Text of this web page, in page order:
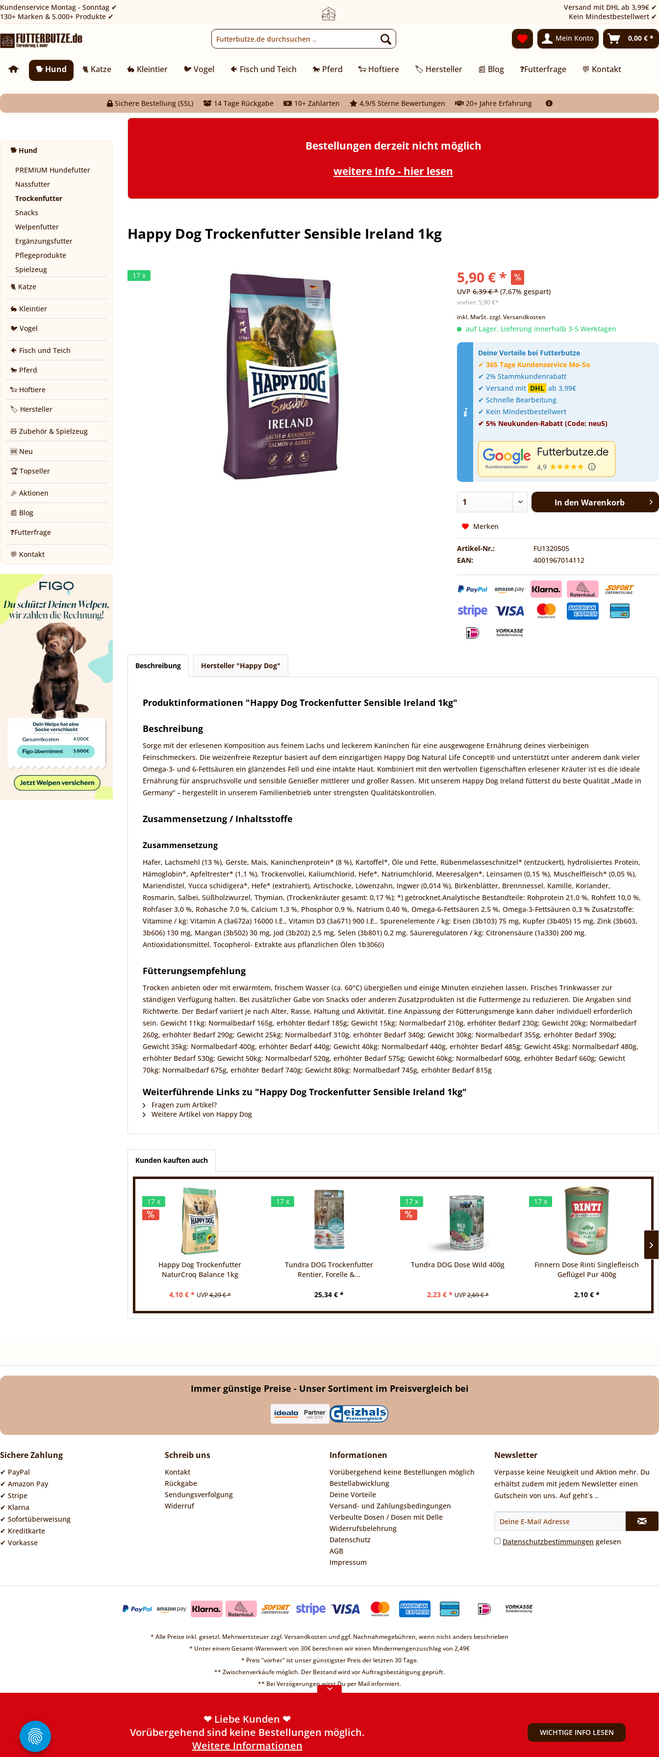
❤ Liebe Kunden ❤
Vorübergehend sind keine Bestellungen möglich.
❤ Liebe Kunden ❤
Vorübergehend sind keine Bestellungen möglich.
Weitere Informationen
WICHTIGE INFO LESEN
Kundenservice Montag - Sonntag ✔
130+ Marken & 5.000+ Produkte ✔
Versand mit DHL ab 3,99€ ✔
Kein Mindestbestellwert ✔
Mein Konto 0,00 € *
🐕 Hund 🐈 Katze 🐇 Kleintier 🐦 Vogel 🐠 Fisch und Teich 🐎 Pferd 🐑 Hoftiere 🏷️ Hersteller 📰 Blog ❓Futterfrage 💬 Kontakt
Sichere Bestellung (SSL) 14 Tage Rückgabe 10+ Zahlarten 4,9/5 Sterne Bewertungen 20+ Jahre Erfahrung
🐕 Hund
PREMIUM Hundefutter
Nassfutter
Trockenfutter
Snacks
Welpenfutter
Ergänzungsfutter
Pflegeprodukte
Spielzeug
🐈 Katze
🐇 Kleintier
🐦 Vogel
🐠 Fisch und Teich
🐎 Pferd
🐑 Hoftiere
🏷️ Hersteller
🧸 Zubehör & Spielzeug
🆕 Neu
🏆 Topseller
🎉 Aktionen
📰 Blog
❓Futterfrage
💬 Kontakt
Bestellungen derzeit nicht möglich
weitere Info - hier lesen
Happy Dog Trockenfutter Sensible Ireland 1kg
17 x 5,90 € *
UVP6,39 € * (7,67% gespart)
vorher: 5,90 €*
inkl. MwSt.zzgl. Versandkosten
auf Lager. Lieferung innerhalb 3-5 Werktagen
Deine Vorteile bei Futterbutze
✔365 Tage Kundenservice Mo-So
✔ 2% Stammkundenrabatt
✔ Versand mit DHL ab 3,99€
✔ Schnelle Bearbeitung
✔ Kein Mindestbestellwert
✔ 5% Neukunden-Rabatt (Code: neu5)
In den Warenkorb
Merken
Artikel-Nr.:
FU1320505
EAN:
4001967014112
Beschreibung Hersteller "Happy Dog"
Produktinformationen "Happy Dog Trockenfutter Sensible Ireland 1kg"
Beschreibung
Sorge mit der erlesenen Komposition aus feinem Lachs und leckerem Kaninchen für eine ausgewogene Ernährung deines vierbeinigen
Feinschmeckers. Die weizenfreie Rezeptur basiert auf dem einzigartigen Happy Dog Natural Life Concept® und unterstützt unter anderem dank vieler
Omega-3- und 6-Fettsäuren ein glänzendes Fell und eine intakte Haut. Kombiniert mit den wertvollen Eigenschaften erlesener Kräuter ist es die ideale
Ernährung für anspruchsvolle und sensible Genießer mittlerer und großer Rassen. Mit unserem Happy Dog Ireland fütterst du beste Qualität „Made in
Germany“ – hergestellt in unserem Familienbetrieb unter strengsten Qualitätskontrollen.
Zusammensetzung / Inhaltsstoffe
Zusammensetzung
Hafer, Lachsmehl (13 %), Gerste, Mais, Kaninchenprotein* (8 %), Kartoffel*, Öle und Fette, Rübenmelasseschnitzel* (entzuckert), hydrolisiertes Protein,
Hämoglobin*, Apfeltrester* (1,1 %), Trockenvollei, Kaliumchlorid, Hefe*, Natriumchlorid, Meeresalgen*, Leinsamen (0,15 %), Muschelfleisch* (0,05 %),
Mariendistel, Yucca schidigera*, Hefe* (extrahiert), Artischocke, Löwenzahn, Ingwer (0,014 %), Birkenblätter, Brennnessel, Kamille, Koriander,
Rosmarin, Salbei, Süßholzwurzel, Thymian, (Trockenkräuter gesamt: 0,17 %); *) getrocknet.Analytische Bestandteile: Rohprotein 21,0 %, Rohfett 10,0 %,
Rohfaser 3,0 %, Rohasche 7,0 %, Calcium 1,3 %, Phosphor 0,9 %, Natrium 0,40 %, Omega-6-Fettsäuren 2,5 %, Omega-3-Fettsäuren 0,3 % Zusatzstoffe:
Vitamine / kg: Vitamin A (3a672a) 16000 I.E., Vitamin D3 (3a671) 900 I.E.. Spurenelemente / kg: Eisen (3b103) 75 mg, Kupfer (3b405) 15 mg, Zink (3b603,
3b606) 130 mg, Mangan (3b502) 30 mg, Jod (3b202) 2,5 mg, Selen (3b801) 0,2 mg. Säureregulatoren / kg: Citronensäure (1a330) 200 mg.
Antioxidationsmittel, Tocopherol- Extrakte aus pflanzlichen Ölen 1b306(i)
Fütterungsempfehlung
Trocken anbieten oder mit erwärmtem, frischem Wasser (ca. 60°C) übergießen und einige Minuten einziehen lassen. Frisches Trinkwasser zur
ständigen Verfügung halten. Bei zusätzlicher Gabe von Snacks oder anderen Zusatzprodukten ist die Futtermenge zu reduzieren. Die Angaben sind
Richtwerte. Der Bedarf variiert je nach Alter, Rasse, Haltung und Aktivität. Eine Anpassung der Fütterungsmenge kann daher individuell erforderlich
sein. Gewicht 11kg: Normalbedarf 165g, erhöhter Bedarf 185g; Gewicht 15kg: Normalbedarf 210g, erhöhter Bedarf 230g; Gewicht 20kg: Normalbedarf
260g, erhöhter Bedarf 290g; Gewicht 25kg: Normalbedarf 310g, erhöhter Bedarf 340g; Gewicht 30kg: Normalbedarf 355g, erhöhter Bedarf 390g;
Gewicht 35kg: Normalbedarf 400g, erhöhter Bedarf 440g; Gewicht 40kg: Normalbedarf 440g, erhöhter Bedarf 485g; Gewicht 45kg: Normalbedarf 480g,
erhöhter Bedarf 530g; Gewicht 50kg: Normalbedarf 520g, erhöhter Bedarf 575g; Gewicht 60kg: Normalbedarf 600g, erhöhter Bedarf 660g; Gewicht
70kg: Normalbedarf 675g, erhöhter Bedarf 740g; Gewicht 80kg: Normalbedarf 745g, erhöhter Bedarf 815g
Weiterführende Links zu "Happy Dog Trockenfutter Sensible Ireland 1kg"
Fragen zum Artikel?
Weitere Artikel von Happy Dog
Kunden kauften auch
17 x
Happy Dog Trockenfutter
NaturCroq Balance 1kg
4,10 € * UVP4,29 € *
17 x
Tundra DOG Trockenfutter
Rentier, Forelle &...
25,34 € *
17 x
Tundra DOG Dose Wild 400g
2,23 € * UVP2,69 € *
17 x
Finnern Dose Rinti Singlefleisch
Geflügel Pur 400g
2,10 € *
Immer günstige Preise - Unser Sortiment im Preisvergleich bei
Sichere Zahlung
✔ PayPal
✔ Amazon Pay
✔ Stripe
✔ Klarna
✔ Sofortüberweisung
✔ Kreditkarte
✔ Vorkasse
Schreib uns
Kontakt
Rückgabe
Sendungsverfolgung
Widerruf
Informationen
Vorübergehend keine Bestellungen möglich
Bestellabwicklung
Deine Vorteile
Versand- und Zahlungsbedingungen
Verbeulte Dosen / Dosen mit Delle
Widerrufsbelehrung
Datenschutz
AGB
Impressum
Newsletter
Verpasse keine Neuigkeit und Aktion mehr. Du
erhältst zudem mit jedem Newsletter einen
Gutschein von uns. Auf geht´s ..
Datenschutzbestimmungen gelesen
* Alle Preise inkl. gesetzl. Mehrwertsteuer zzgl.Versandkosten und ggf. Nachnahmegebühren, wenn nicht anders beschrieben
* Unter einem Gesamt-Warenwert von 30€ berechnen wir einen Mindermengenzuschlag von 2,49€
* Preis "vorher" ist unser günstigster Preis der letzten 30 Tage.
** Zwischenverkäufe möglich. Der Bestand wird vor Auftragsbestätigung geprüft.
** Bei Verzögerungen wirst Du per Mail informiert.
Made with❤